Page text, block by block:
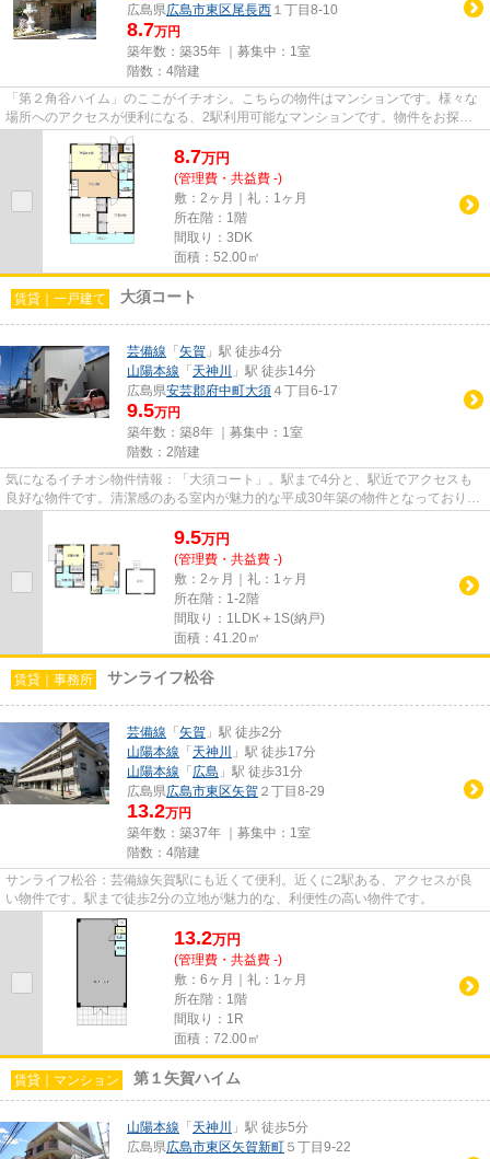
広島県広島市東区尾長西 １丁目8-10
8.7万円
築年数：築35年 ｜募集中： 1室
階数：4階建
「第２角谷ハイム」のここがイチオシ。こちらの物件はマンションです。様々な
場所へのアクセスが便利になる、2駅利用可能なマンションです。物件をお探し
の方はこちらからお探しになり...
8.7万円
(管理費・共益費 -)
敷：2ヶ月｜礼：1ヶ月
所在階：1階
間取り：3DK
面積：52.00㎡
賃貸｜一戸建て 大須コート
芸備線 「矢賀 」駅 徒歩4分
山陽本線 「天神川
」駅 徒歩14分
広島県安芸郡府中町大須 ４丁目6-17
9.5万円
築年数：築8年 ｜募集中： 1室
階数：2階建
気になるイチオシ物件情報：「大須コート」。駅まで4分と、駅近でアクセスも
良好な物件です。清潔感のある室内が魅力的な平成30年築の物件となっており、
一押しです。こちらの物件は一...
9.5万円
(管理費・共益費 -)
敷：2ヶ月｜礼：1ヶ月
所在階：1-2階
間取り：1LDK＋1S(納戸)
面積：41.20㎡
賃貸｜事務所 サンライフ松谷
芸備線 「矢賀 」駅 徒歩2分
山陽本線 「天神川
」駅 徒歩17分
山陽本線 「広島 」駅 徒歩31分
広島県広島市東区矢賀 ２丁目8-29
13.2万円
築年数：築37年 ｜募集中： 1室
階数：4階建
サンライフ松谷：芸備線矢賀駅にも近くて便利。近くに2駅ある、アクセスが良
い物件です。駅まで徒歩2分の立地が魅力的な、利便性の高い物件です。
13.2万円
(管理費・共益費 -)
敷：6ヶ月｜礼：1ヶ月
所在階：1階
間取り：1R
面積：72.00㎡
賃貸｜マンション 第１矢賀ハイム
山陽本線 「天神川
」駅 徒歩5分
広島県広島市東区矢賀新町 ５丁目9-22